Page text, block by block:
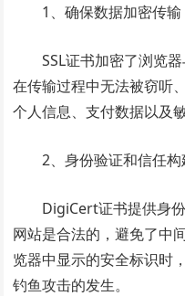
1、确保数据加密传输
SSL证书加密了浏览
在传输过程中无法被窃听
个人信息、支付数据以及
2、身份验证和信任构
DigiCert证书提供身
网站是合法的，避免了中
览器中显示的安全标识时
钓鱼攻击的发生。